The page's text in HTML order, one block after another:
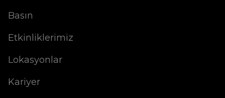
Basın
Etkinliklerimiz
Lokasyonlar
Kariyer